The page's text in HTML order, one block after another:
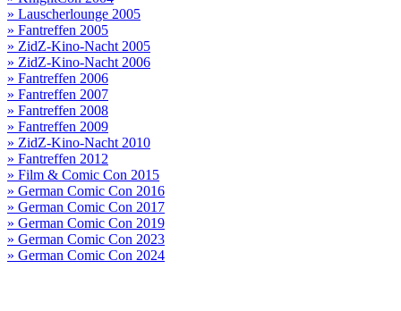
» Lauscherlounge 2005
» Fantreffen 2005
» ZidZ-Kino-Nacht 2005
» ZidZ-Kino-Nacht 2006
» Fantreffen 2006
» Fantreffen 2007
» Fantreffen 2008
» Fantreffen 2009
» ZidZ-Kino-Nacht 2010
» Fantreffen 2012
» Film & Comic Con 2015
» German Comic Con 2016
» German Comic Con 2017
» German Comic Con 2019
» German Comic Con 2023
» German Comic Con 2024